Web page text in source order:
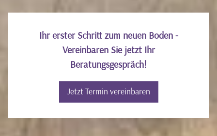
Ihr erster Schritt zum neuen Boden -
Vereinbaren Sie jetzt Ihr
Beratungsgespräch!
Jetzt Termin vereinbaren